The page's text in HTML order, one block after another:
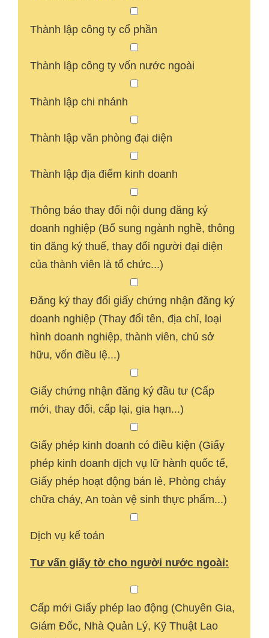
Thành lập công ty cổ phần
Thành lập công ty vốn nước ngoài
Thành lập chi nhánh
Thành lập văn phòng đại diện
Thành lập địa điểm kinh doanh
Thông báo thay đổi nội dung đăng ký
doanh nghiệp (Bổ sung ngành nghề, thông
tin đăng ký thuế, thay đổi người đại diện
của thành viên là tổ chức...)
Đăng ký thay đổi giấy chứng nhận đăng ký
doanh nghiệp (Thay đổi tên, địa chỉ, loại
hình doanh nghiệp, thành viên, chủ sở
hữu, vốn điều lệ...)
Giấy chứng nhận đăng ký đầu tư (Cấp
mới, thay đổi, cấp lại, gia hạn...)
Giấy phép kinh doanh có điều kiện (Giấy
phép kinh doanh dịch vụ lữ hành quốc tế,
Giấy phép hoạt động bán lẻ, Phòng cháy
chữa cháy, An toàn vệ sinh thực phẩm...)
Dịch vụ kế toán
Tư vấn giấy tờ cho người nước ngoài:
Cấp mới Giấy phép lao động (Chuyên Gia,
Giám Đốc, Nhà Quản Lý, Kỹ Thuật Lao